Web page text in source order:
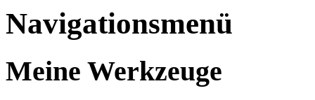
Navigationsmenü
Meine Werkzeuge